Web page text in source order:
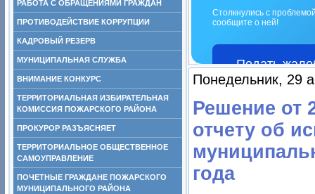
РАБОТА С ОБРАЩЕНИЯМИ ГРАЖДАН
ПРОТИВОДЕЙСТВИЕ КОРРУПЦИИ
КАДРОВЫЙ РЕЗЕРВ
МУНИЦИПАЛЬНАЯ СЛУЖБА
ВНИМАНИЕ КОНКУРС
ТЕРРИТОРИАЛЬНАЯ ИЗБИРАТЕЛЬНАЯ
КОМИССИЯ ПОЖАРСКОГО РАЙОНА
ПРОКУРОР РАЗЪЯСНЯЕТ
ТЕРРИТОРИАЛЬНОЕ ОБЩЕСТВЕННОЕ
САМОУПРАВЛЕНИЕ
ПОЧЕТНЫЕ ГРАЖДАНЕ ПОЖАРСКОГО
МУНИЦИПАЛЬНОГО РАЙОНА
Столкнулись с
сообщите о ней!
Подать
Понедельник, 29
Решение от
отчету об
года